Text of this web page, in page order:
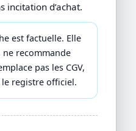
incitation d’achat.
est factuelle. Elle
ne recommande
pas les CGV,
registre officiel.